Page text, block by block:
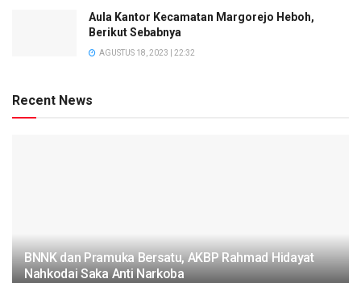
Aula Kantor Kecamatan Margorejo Heboh,
Berikut Sebabnya
AGUSTUS 18, 2023 | 22:32
Recent News
BNNK dan Pramuka Bersatu, AKBP Rahmad Hidayat
Nahkodai Saka Anti Narkoba